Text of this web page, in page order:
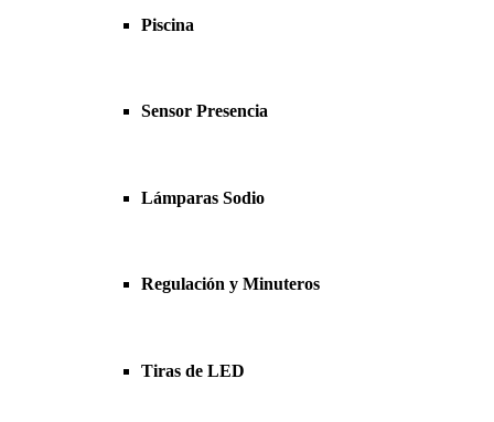
Piscina
Sensor Presencia
Lámparas Sodio
Regulación y Minuteros
Tiras de LED